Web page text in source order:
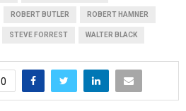
ROBERT BUTLER ROBERT HAMNER
STEVE FORREST WALTER BLACK
0